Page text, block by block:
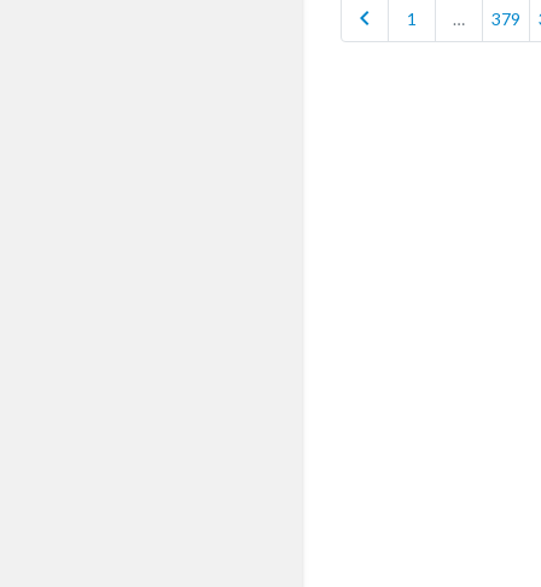
chevron_left 1 … 379